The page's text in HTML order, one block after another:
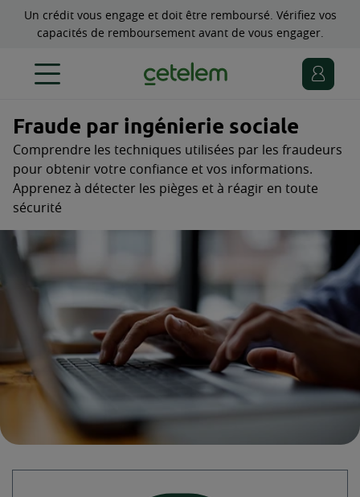
Un crédit vous engage et doit être remboursé. Vérifiez vos
capacités de remboursement avant de vous engager.
Fraude par ingénierie sociale
Comprendre les techniques utilisées par les fraudeurs
pour obtenir votre confiance et vos informations.
Apprenez à détecter les pièges et à réagir en toute
sécurité